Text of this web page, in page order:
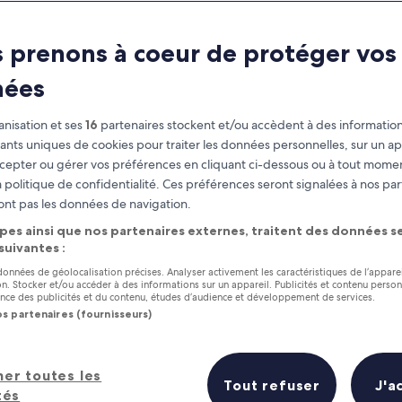
Gagnez des récompenses pour
chaque nuit séjournée
14 août - 16 août
meilleurs hôtels à proximité en
prenons à coeur de protéger vos
et ses16 partenaires stockent et/ou accèdent à des
uniques de cookies pour traiter les données personnelles, sur un
ou gérer vos préférences en cliquant ci-dessous ou à tout
politique de confidentialité. Ces préférences seront signalées à nos
pas les données de navigation.
ainsi que nos partenaires externes, traitent des données
:
de géolocalisation précises. Analyser activement les caractéristiques de
Stocker et/ou accéder à des informations sur un appareil. Publicités et contenu
des publicités et du contenu, études d’audience et développement de services.
partenaires (fournisseurs)
toutes les
Tout refuser